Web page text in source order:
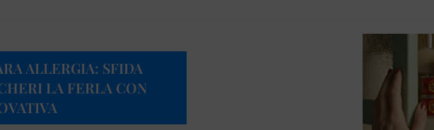
ALLERGIA: SFIDA
LA FERLA CON